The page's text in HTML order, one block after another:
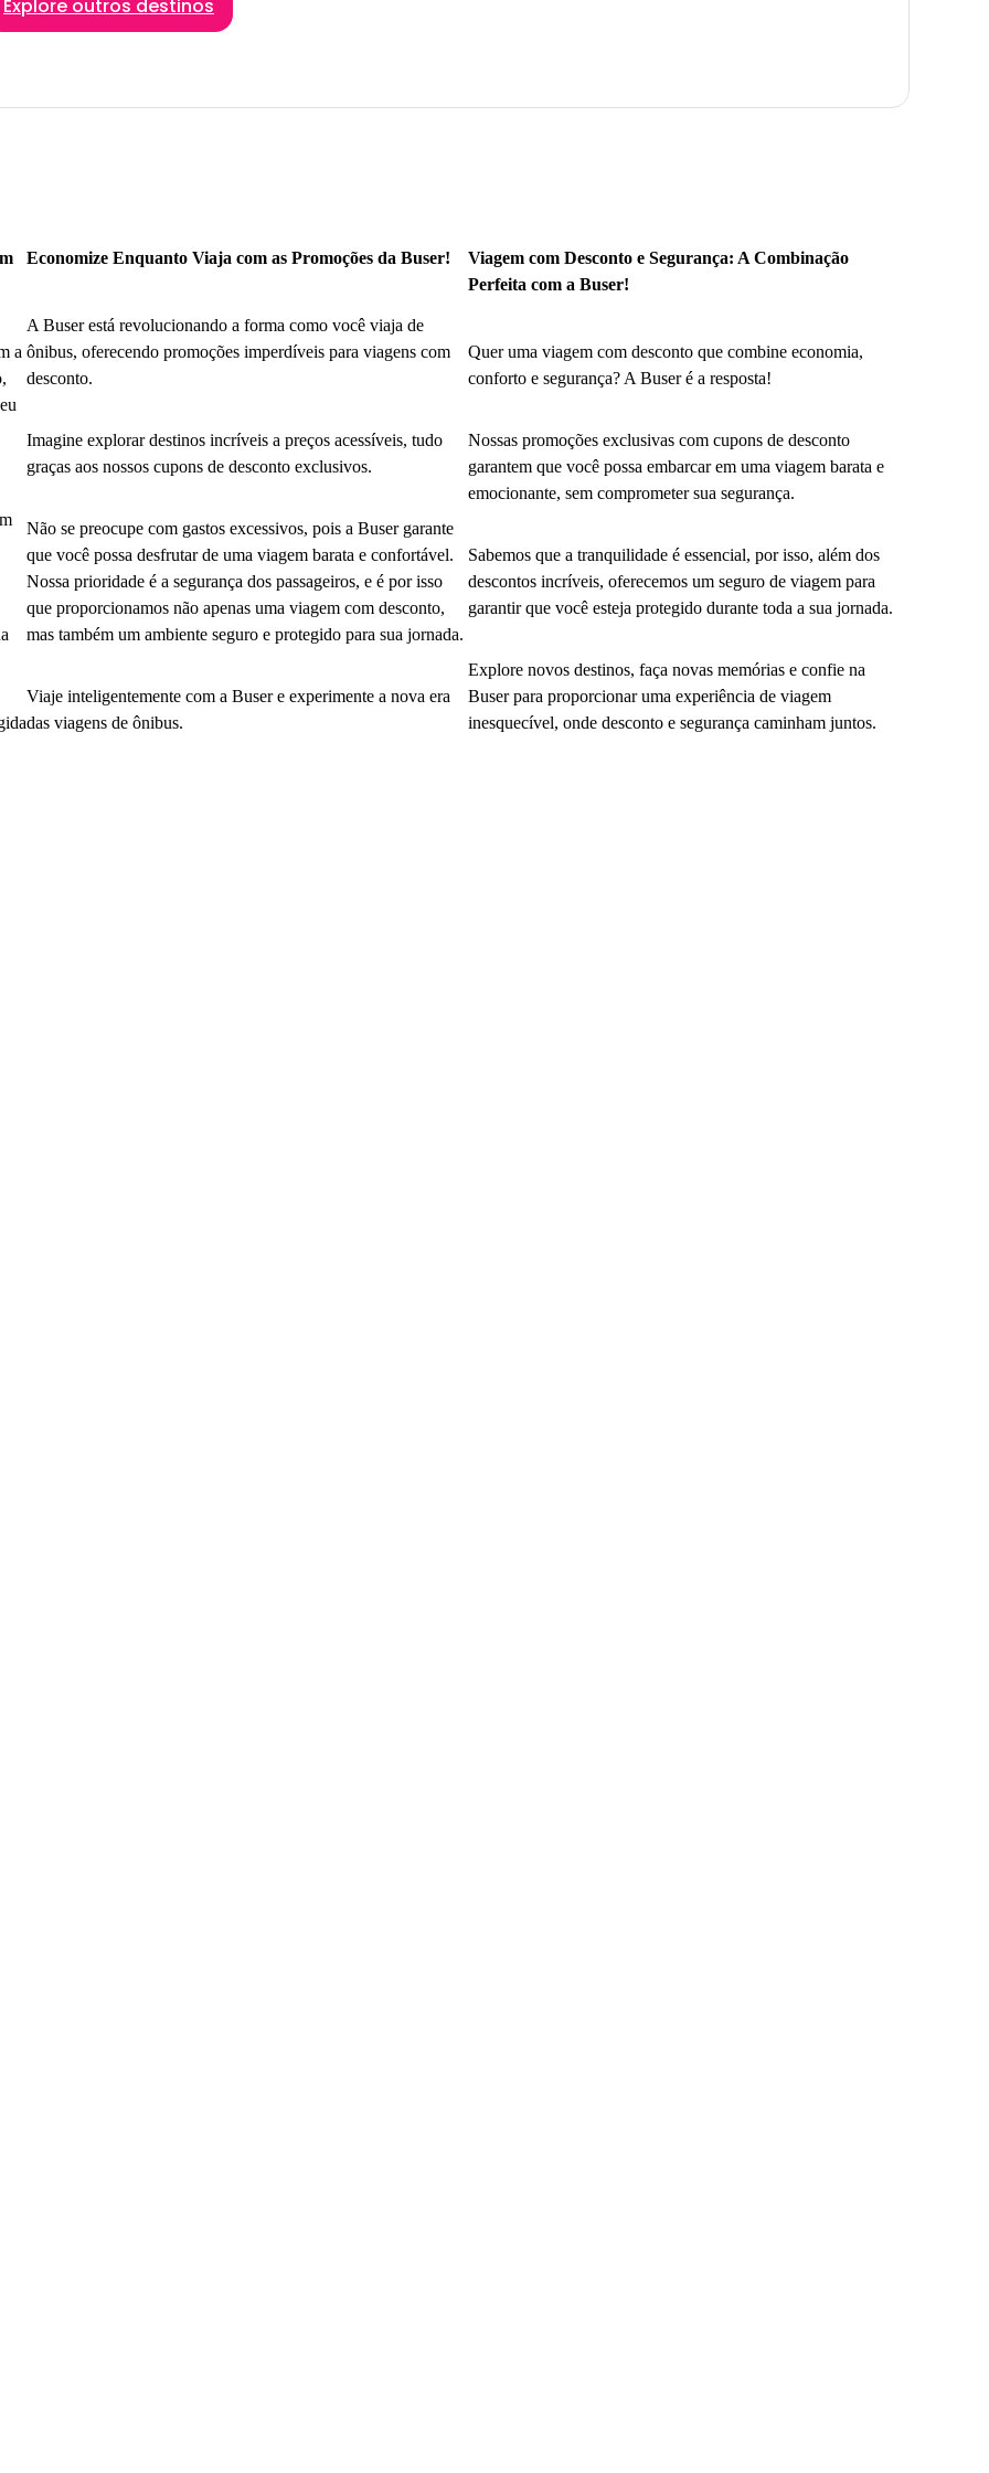
Explore outros destinos
a
Economize Enquanto Viaja com as Promoções da Buser!
A Buser está revolucionando a forma como você viaja de
ônibus, oferecendo promoções imperdíveis para viagens com
desconto.
Imagine explorar destinos incríveis a preços acessíveis, tudo
graças aos nossos cupons de desconto exclusivos.
Não se preocupe com gastos excessivos, pois a Buser garante
que você possa desfrutar de uma viagem barata e confortável.
Nossa prioridade é a segurança dos passageiros, e é por isso
que proporcionamos não apenas uma viagem com desconto,
mas também um ambiente seguro e protegido para sua jornada.
Viaje inteligentemente com a Buser e experimente a nova era
das viagens de ônibus.
Viagem com Desconto e Segurança: A Combinação
Perfeita com a Buser!
Quer uma viagem com desconto que combine economia,
conforto e segurança? A Buser é a resposta!
Nossas promoções exclusivas com cupons de desconto
garantem que você possa embarcar em uma viagem barata e
emocionante, sem comprometer sua segurança.
Sabemos que a tranquilidade é essencial, por isso, além dos
descontos incríveis, oferecemos um seguro de viagem para
garantir que você esteja protegido durante toda a sua jornada.
Explore novos destinos, faça novas memórias e confie na
Buser para proporcionar uma experiência de viagem
inesquecível, onde desconto e segurança caminham juntos.